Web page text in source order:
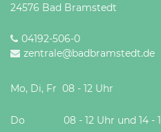
24576 Bad Bramstedt
04192-506-0
zentrale@badbramstedt.de
Mo, Di, Fr 08 - 12 Uhr
Do 08 - 12 Uhr und 14 -